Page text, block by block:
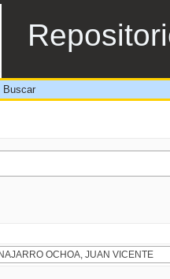
Buscar